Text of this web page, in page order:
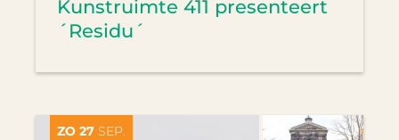
Kunstruimte 411 presenteert
´Residu´
ZO 27 SEP.